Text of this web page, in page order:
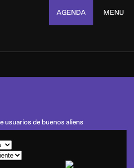
AGENDA MENU
usuarios de buenos aliens